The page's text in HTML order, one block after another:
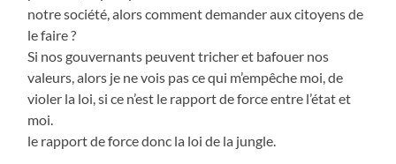
notre société, alors comment demander aux citoyens de
le faire ?
Si nos gouvernants peuvent tricher et bafouer nos
valeurs, alors je ne vois pas ce qui m’empêche moi, de
violer la loi, si ce n’est le rapport de force entre l’état et
moi.
le rapport de force donc la loi de la jungle.